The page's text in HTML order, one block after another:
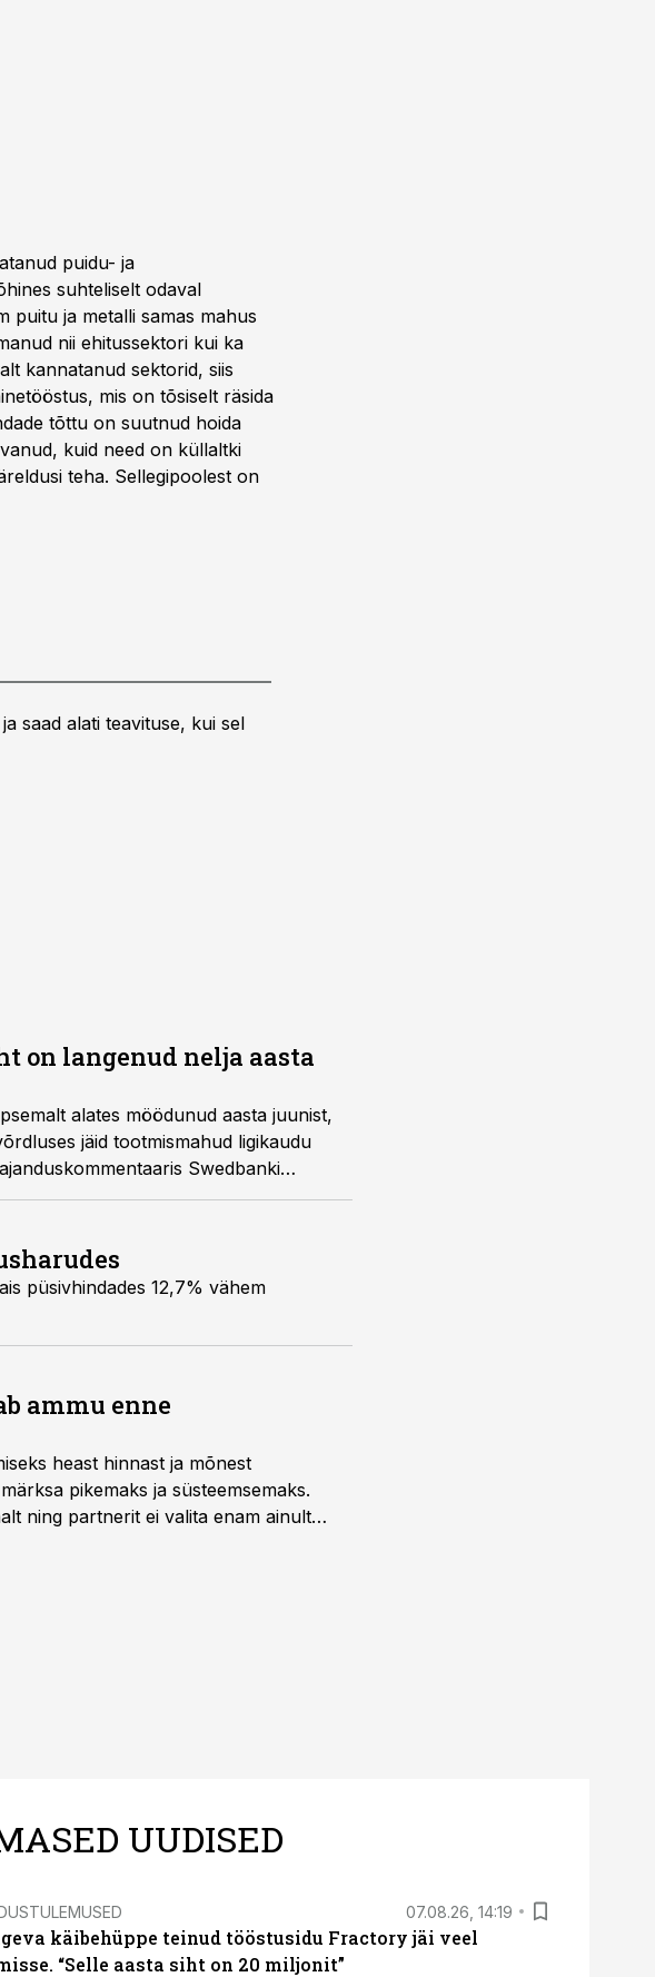
puidu- ja
suhteliselt odaval
puitu ja metalli samas mahus
nii ehitussektori kui ka
kannatanud sektorid, siis
mis on tõsiselt räsida
tõttu on suutnud hoida
kuid need on küllaltki
teha. Sellegipoolest on
saad alati teavituse, kui sel
on langenud nelja aasta
alates möödunud aasta juunist,
jäid tootmismahud ligikaudu
Swedbanki
püsivhindades 12,7% vähem
ammu enne
heast hinnast ja mõnest
pikemaks ja süsteemsemaks.
ning partnerit ei valita enam ainult
UUDISED
07.08.26, 14:19
käibehüppe teinud tööstusidu Fractory jäi veel
“Selle aasta siht on 20 miljonit”